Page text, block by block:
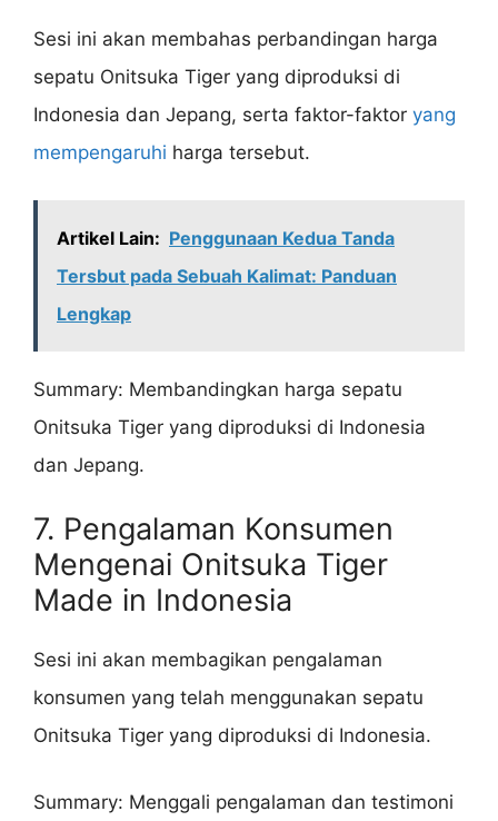
Sesi ini akan membahas perbandingan harga
sepatu Onitsuka Tiger yang diproduksi di
Indonesia dan Jepang, serta faktor-faktor yang
mempengaruhi harga tersebut.
Artikel Lain: Penggunaan Kedua Tanda
Tersbut pada Sebuah Kalimat: Panduan
Lengkap
Summary: Membandingkan harga sepatu
Onitsuka Tiger yang diproduksi di Indonesia
dan Jepang.
7. Pengalaman Konsumen
Mengenai Onitsuka Tiger
Made in Indonesia
Sesi ini akan membagikan pengalaman
konsumen yang telah menggunakan sepatu
Onitsuka Tiger yang diproduksi di Indonesia.
Summary: Menggali pengalaman dan testimoni